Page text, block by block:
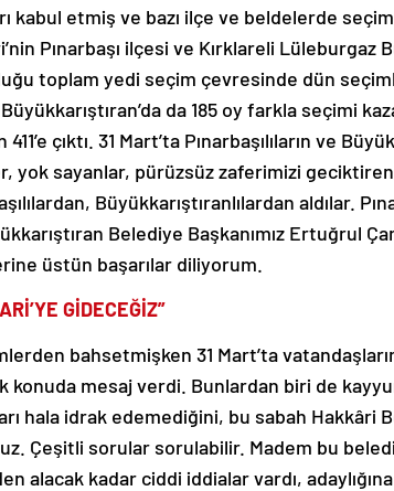
kabul etmiş ve bazı ilçe ve beldelerde
Pınarbaşı ilçesi ve Kırklareli Lüleburgaz
toplam yedi seçim çevresinde dün
da 185 oy farkla seçimi
411’e çıktı. 31 Mart’ta Pınarbaşılıların ve
yok sayanlar, pürüzsüz zaferimizi
Büyükkarıştıranlılardan aldılar.
Belediye Başkanımız Ertuğrul
üstün başarılar diliyorum.
GİDECEĞİZ”
bahsetmişken 31 Mart’ta
konuda mesaj verdi. Bunlardan biri de
hala idrak edemediğini, bu sabah Hakkâri
Çeşitli sorular sorulabilir. Madem bu
alacak kadar ciddi iddialar vardı,